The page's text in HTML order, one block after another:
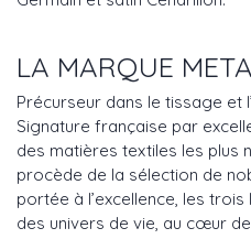
LA MARQUE
Précurseur dans le tissage et
Signature française par
des matières textiles les plus
procède de la sélection de
portée à l’excellence, les
des univers de vie, au cœur de